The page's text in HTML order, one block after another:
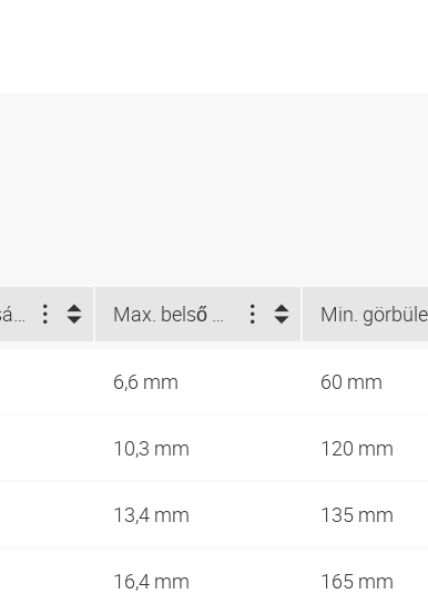
Falvastagság (mm) Max. belső Ø (mm)
6,6 mm 60 mm
10,3 mm 120 mm
13,4 mm 135 mm
16,4 mm 165 mm